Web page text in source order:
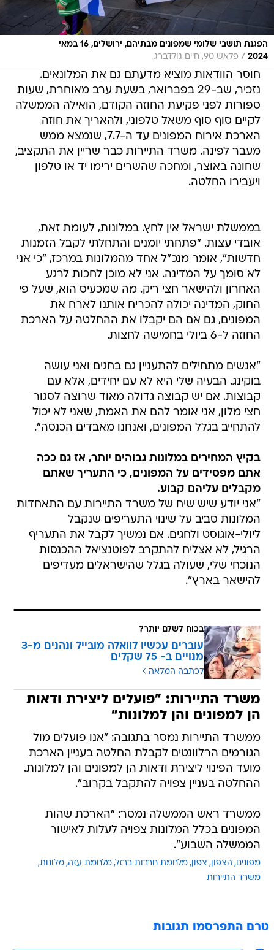
הפגנת תושבי שלומי שמפונים מבתיהם, ירושלים, 16 במאי
2024
/ פלאש 90, חיים גולדברג
חוסר הוודאות מוציא מדעתם גם את המלונאים.
נזכיר, שב-29 בפברואר, בשעת ערב מאוחרת, שעות
ספורות לפני פקיעת החוזה הקודם, הואילה הממשלה
לקיים סוף סוף משאל טלפוני, ולהאריך את חוזה
הארכת אירוח המפונים עד ה-7.7, שנמצא ממש
מעבר לפינה. משרד התיירות כבר שריין את התקציב,
שחונה באוצר, ומחכה שהשרים ירימו יד או טלפון
ויעבירו החלטה.
בממשלת ישראל אין לחץ. במלונות, לעומת זאת,
אובדי עצות. "פתחתי יומנים והתחלתי לקבל הזמנות
חדשות", אומר מנכ"ל אחד מהמלונות במרכז, "כי אני
לא סומך על המדינה. אני לא מוכן לחכות לרגע
האחרון ולהישאר חצי ריק. מה שמכעיס הוא, שעל פי
החוק, המדינה יכולה להכריח אותנו לארח את
המפונים, גם אם הם יקבלו את ההחלטה על הארכת
החוזה ל-6 ביולי בחמישה לחצות.
"אנשים מתחילים להתעניין גם בחגים ואני עושה
בוקינג. הבעיה שלי היא לא עם יחידים, אלא עם
קבוצות. אם יש קבוצה גדולה מאוד שרוצה לסגור
חצי מלון, אני אומר להם את האמת, שאני לא יכול
להתחייב בגלל המפונים, ואנחנו מאבדים הכנסה".
בקיץ המחירים במלונות גבוהים יותר, אז גם ככה
אתם מפסידים על המפונים, כי התעריך שאתם
מקבלים עליהם קבוע.
"אני יודע שיש שיח של משרד התיירות עם התאחדות
המלונות סביב על שינוי התעריפים שנקבל
ליולי-אוגוסט ולחגים. אם נמשיך לקבל את התעריף
הרגיל, לא אצליח להתקרב לפוטנציאל ההכנסות
הנוכחי שלי, שעולה בגלל שהישראלים מעדיפים
להישאר בארץ".
בכוח לשלם יותר?
עוברים עכשיו לוואלה מובייל ונהנים מ-3
מנויים ב- 75 שקלים
לכתבה המלאה
משרד התיירות: "פועלים ליצירת ודאות
הן למפונים והן למלונות"
ממשרד התיירות נמסר בתגובה: "אנו פועלים מול
הגורמים הרלוונטים לקבלת החלטה בעניין הארכת
מועד הפינוי ליצירת ודאות הן למפונים והן למלונות.
ההחלטה בעניין צפויה להתקבל בקרוב".
ממשרד ראש הממשלה נמסר: "הארכת שהות
המפונים בכלל המלונות צפויה לעלות לאישור
הממשלה השבוע".
מפונים הצפון צפון מלחמת חרבות ברזל מלחמת עזה מלונות
משרד התיירות
טרם התפרסמו תגובות